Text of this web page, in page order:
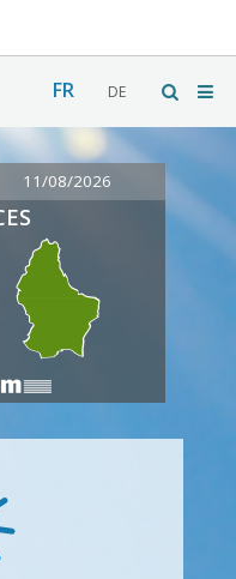
FR DE
11/08/2026